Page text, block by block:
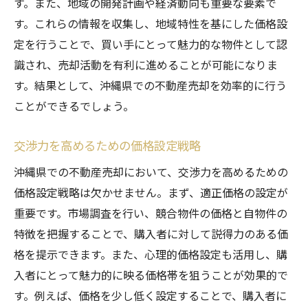
す。これらの情報を収集し、地域特性を基にした価格設
定を行うことで、買い手にとって魅力的な物件として認
識され、売却活動を有利に進めることが可能になりま
す。結果として、沖縄県での不動産売却を効率的に行う
ことができるでしょう。
交渉力を高めるための価格設定戦略
沖縄県での不動産売却において、交渉力を高めるための
価格設定戦略は欠かせません。まず、適正価格の設定が
重要です。市場調査を行い、競合物件の価格と自物件の
特徴を把握することで、購入者に対して説得力のある価
格を提示できます。また、心理的価格設定も活用し、購
入者にとって魅力的に映る価格帯を狙うことが効果的で
す。例えば、価格を少し低く設定することで、購入者に